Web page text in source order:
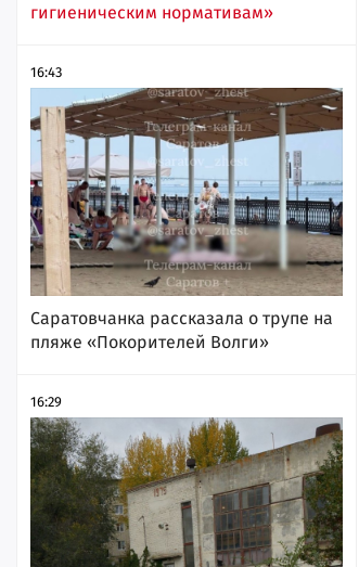
гигиеническим нормативам»
16:43
Саратовчанка рассказала о трупе на
пляже «Покорителей Волги»
16:29